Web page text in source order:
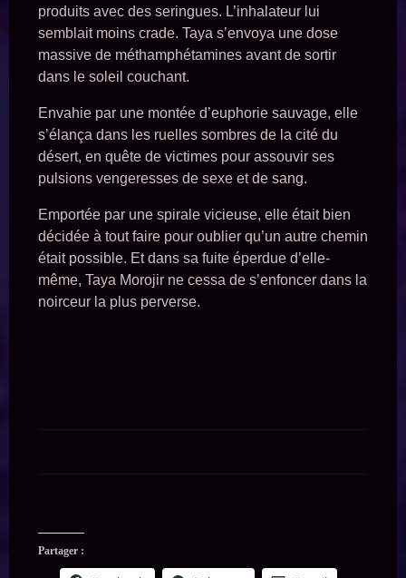
produits avec des seringues. L’inhalateur lui
semblait moins crade. Taya s’envoya une dose
massive de méthamphétamines avant de sortir
dans le soleil couchant.
Envahie par une montée d’euphorie sauvage, elle
s’élança dans les ruelles sombres de la cité du
désert, en quête de victimes pour assouvir ses
pulsions vengeresses de sexe et de sang.
Emportée par une spirale vicieuse, elle était bien
décidée à tout faire pour oublier qu’un autre chemin
était possible. Et dans sa fuite éperdue d’elle-
même, Taya Morojir ne cessa de s’enfoncer dans la
noirceur la plus perverse.
Partager :